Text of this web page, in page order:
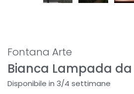
Fontana Arte
Bianca Lampada
Disponibile in 3/4 settimane